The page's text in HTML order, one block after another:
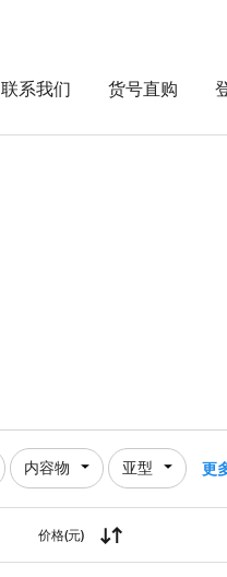
联系我们 货号直购
内容物 亚型 更
价格(元)